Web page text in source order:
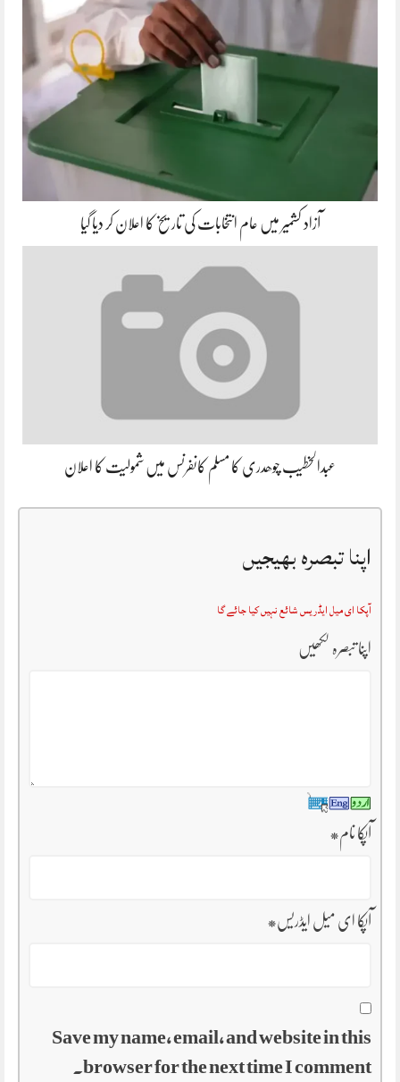
آزاد کشمیر میں عام انتخابات کی تاریخ کا اعلان کر دیا گیا
عبدالخطیب چوھدری کا مسلم کانفرنس میں شمولیت کا اعلان
اپنا تبصرہ بھیجیں
آپکا ای میل ایڈریس شائع نہیں کیا جائے گا
اپنا تبصرہ لکھیں
آپکا نام*
آپکا ای میل ایڈریس*
Save my name, email, and website in this
browser for the next time I comment.